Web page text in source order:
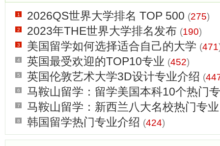
1 2026QS世界大学排名 TOP 500 (275)
2 2023年THE世界大学排名发布 (190)
3 美国留学如何选择适合自己的大学 (471
4 英国最受欢迎的TOP10专业 (452)
5 英国伦敦艺术大学3D设计专业介绍 (
6 马鞍山留学：留学美国本科10个热门
7 马鞍山留学：新西兰八大名校热门专业
8 韩国留学热门专业介绍 (424)